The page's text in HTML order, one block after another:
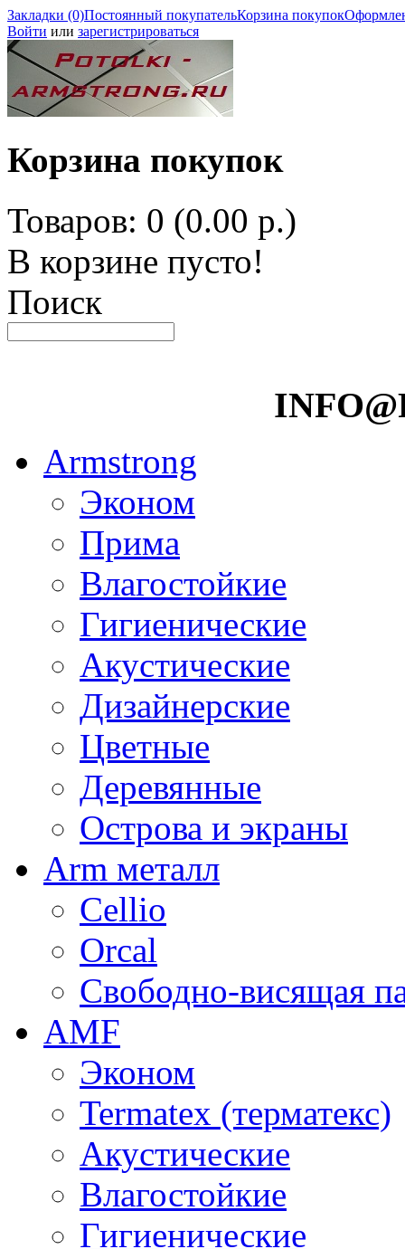
Закладки (0)Постоянный покупательКорзина покупок
Войти или зарегистрироваться
Корзина покупок
Товаров: 0 (0.00 р.)
В корзине пусто!
Поиск
Armstrong
Эконом
Прима
Влагостойкие
Гигиенические
Акустические
Дизайнерские
Цветные
Деревянные
Острова и экраны
Arm металл
Cellio
Orcal
Свободно-висящая
AMF
Эконом
Termatex (терматекс)
Акустические
Влагостойкие
Гигиенические